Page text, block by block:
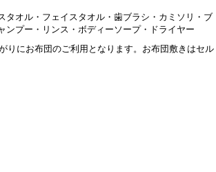
タオル・フェイスタオル・歯ブラシ・カミソリ・ブ
ンプー・リンス・ボディーソープ・ドライヤー
りにお布団のご利用となります。お布団敷きはセル